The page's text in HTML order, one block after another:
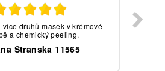
více druhů masek v krémové
a chemický peeling.
Stranska 11565